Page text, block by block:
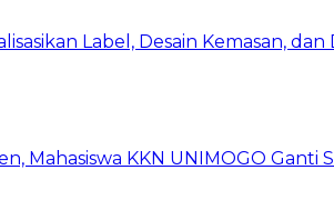
Label, Desain Kemasan,
Mahasiswa KKN UNIMOGO